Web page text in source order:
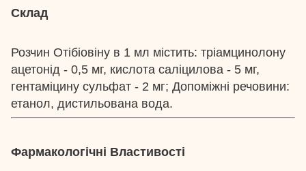
Склад
Розчин Отібіовіну в 1 мл містить: тріамцинолону
ацетонід - 0,5 мг, кислота саліцилова - 5 мг,
гентаміцину сульфат - 2 мг; Допоміжні речовини:
етанол, дистильована вода.
Фармакологічні Властивості